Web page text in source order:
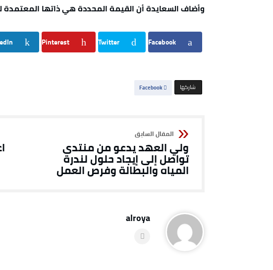
وأضاف السعايدة أن القيمة المحددة هي ذاتها المعتمدة
Facebook
Twitter
Pinterest
‫‫ شاركها‬ Facebook
ولي العهد يدعو من منتدى
تواصل إلى إيجاد حلول لندرة
المياه والبطالة وفرص العمل
alroya